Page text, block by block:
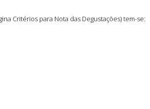
Critérios para Nota das Degustações) tem-se: